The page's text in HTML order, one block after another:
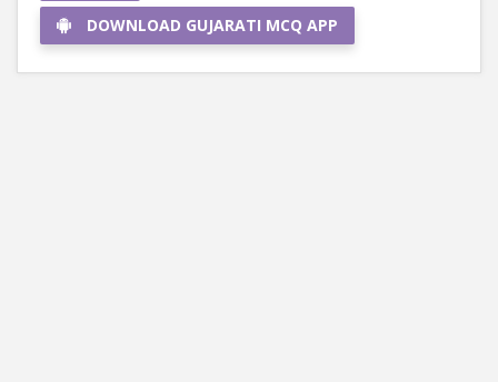
DOWNLOAD GUJARATI MCQ APP